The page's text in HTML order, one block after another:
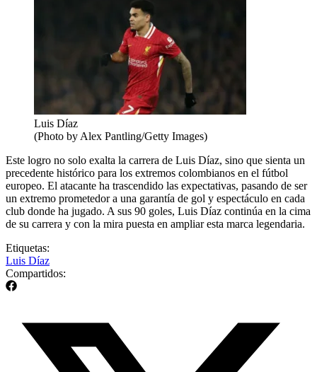
Luis Díaz
(Photo by Alex Pantling/Getty Images)
Este logro no solo exalta la carrera de Luis Díaz, sino que sienta un
precedente histórico para los extremos colombianos en el fútbol
europeo. El atacante ha trascendido las expectativas, pasando de ser
un extremo prometedor a una garantía de gol y espectáculo en cada
club donde ha jugado. A sus 90 goles, Luis Díaz continúa en la cima
de su carrera y con la mira puesta en ampliar esta marca legendaria.
Etiquetas:
Luis Díaz
Compartidos: